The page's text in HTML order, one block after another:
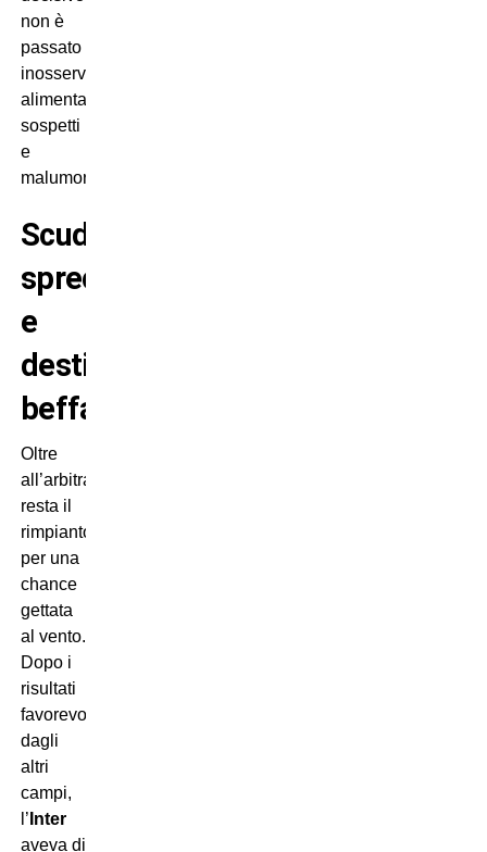
non è
passato
inosservato,
alimentando
sospetti
e
malumori.
Scudetto
sprecato
e
destino
beffardo
Oltre
all’arbitraggio,
resta il
rimpianto
per una
chance
gettata
al vento.
Dopo i
risultati
favorevoli
dagli
altri
campi,
l’ Inter
aveva di